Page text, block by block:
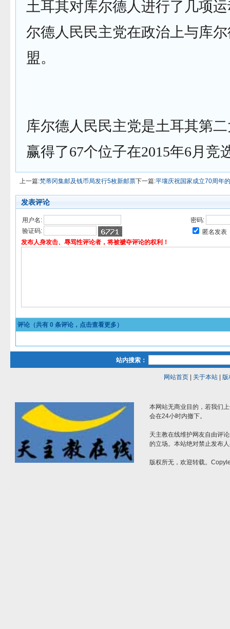
土耳其对库尔德人进行了几项
尔德人民民主党在政治上与库
盟。
库尔德人民民主党是土耳其第
赢得了67个位子在2015年6月竞
上一篇:梵蒂冈集邮及钱币局发行5枚新邮票下一篇:平壤庆祝国家成立70周年
发表评论
用户名:
密码:
验证码:
匿名发表
发布人身攻击、辱骂性评论者，将被褫夺评论的权利！
评论（共有 0 条评论，点击查看更多）
站内搜索：
网站首页| 关于本站| 版
本网站无商业目的，若我们
会在24小时内撤下。
天主教在线维护网友自由评
的立场。本站绝对禁止发布
版权所无，欢迎转载。